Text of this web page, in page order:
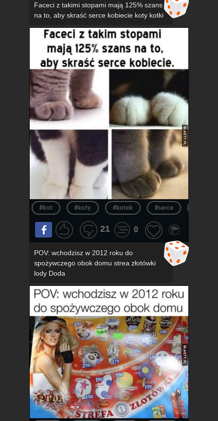
Faceci z takimi stopami mają 125% szans
na to, aby skraść serce kobiecie koty kotki
#kot #koty #kotek #serce
21 0
POV: wchodzisz w 2012 roku do
spożywczego obok domu strea złotówki
lody Doda